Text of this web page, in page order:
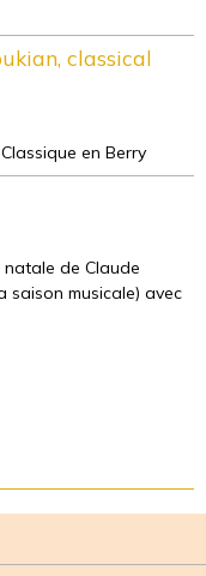
classical
en Berry
natale de Claude
saison musicale) avec